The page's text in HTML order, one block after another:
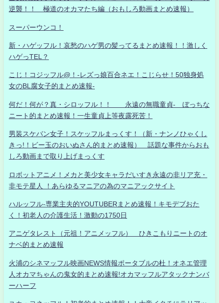
逆襲！！ 極道のオカマたち編（おもしろ動画まとめ速報）
スーパーウンコ！
新・ハゲッフル！哀愁のハゲ男の髪ってるまとめ速報！！激しく
ハゲっTEL？
こじ！コジッフル@！-レズっ娘百合ネエ！こじらせ！50独身処
女のBL腐女子的まとめ速報-
何だ！何が？真・シロッフル！！ 永遠の無職童貞- ぼっちな
ニート的まとめ速報！一生童貞上等夜露死苦！
男装スケバン女子！スケッフルまっくす！（新・ナンノひゃくし
きっ!！ビー玉のおいぬさん的まとめ速報） 話題な事件からおも
しろ動画まで取り上げまっくす
ロボットアニメ！メカと美少女キャラだいすき永遠の非リア充・
非モテ星人 ！あらゆるマニアの為のマニアックサイト
ハルッフル-専業主夫的YOUTUBERまとめ速報！キモデブおた
く！初老人の介護生活！激動の1750日
アニゲタレスト（元祖！アニメッフル） ひきこもりニートのオ
ナベ的まとめ速報
火浦のシネマッフル映画NEWS情報ポータブルの杜！オネエ管理
人オカマちゃんの鬼女的まとめ速報!オカマッフルアタックナンバ
ーハーフ